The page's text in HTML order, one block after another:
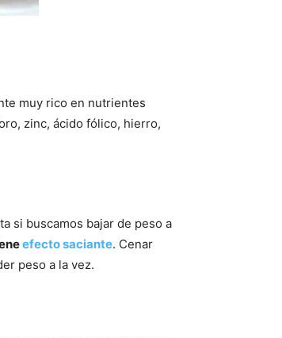
muy rico en nutrientes
zinc, ácido fólico, hierro,
si buscamos bajar de peso a
efecto saciante. Cenar
peso a la vez.